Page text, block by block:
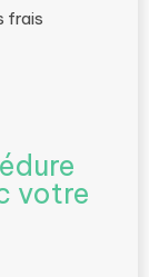
frais
votre